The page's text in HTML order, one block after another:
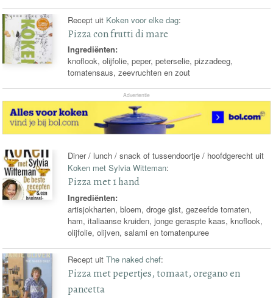
Recept uit Koken voor elke dag:
Pizza con frutti di mare
Ingrediënten:
knoflook, olijfolie, peper, peterselie, pizzadeeg,
tomatensaus, zeevruchten en zout
Advertentie
Diner / lunch / snack of tussendoortje / hoofdgerecht uit
Koken met Sylvia Witteman:
Pizza met 1 hand
Ingrediënten:
artisjokharten, bloem, droge gist, gezeefde tomaten,
ham, italiaanse kruiden, jonge geraspte kaas, knoflook,
olijfolie, olijven, salami en tomatenpuree
Recept uitThe naked chef:
Pizza met pepertjes, tomaat, oregano en
pancetta